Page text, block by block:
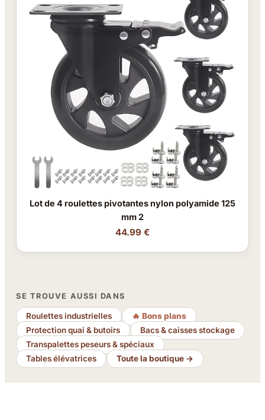
Lot de 4 roulettes pivotantes nylon polyamide 125
mm 2
44.99 €
SE TROUVE AUSSI DANS
Roulettes industrielles
🔥 Bons plans
Protection quai & butoirs
Bacs & caisses stockage
Transpalettes peseurs & spéciaux
Tables élévatrices
Toute la boutique →